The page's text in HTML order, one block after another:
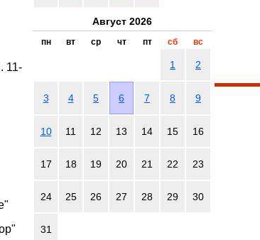
11-
Август 2026
пн вт ср чт пт сб вс
1 2
3 4 5 6 7 8 9
10 11 12 13 14 15 16
17 18 19 20 21 22 23
24 25 26 27 28 29 30
31